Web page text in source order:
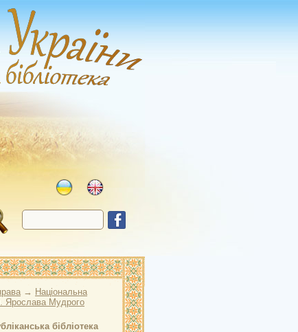
→ Національна
Ярослава Мудрого
бібліотека